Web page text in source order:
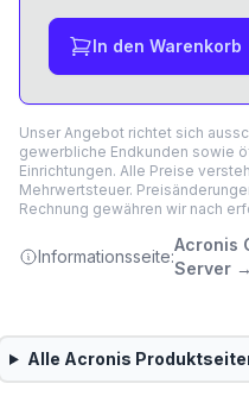
In den Warenkorb
Unser Angebot richtet sich
gewerbliche Endkunden sowie
Einrichtungen. Alle Preise
Mehrwertsteuer.
Rechnung gewähren wir nach
Informationsseite:
Acronis
Server →
Alle Acronis